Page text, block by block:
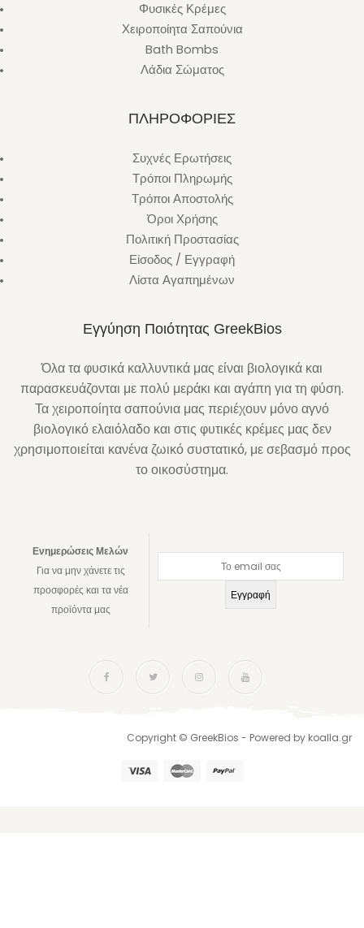
Φυσικές Κρέμες
Χειροποίητα Σαπούνια
Bath Bombs
Λάδια Σώματος
ΠΛΗΡΟΦΟΡΙΕΣ
Συχνές Ερωτήσεις
Τρόποι Πληρωμής
Τρόποι Αποστολής
Όροι Χρήσης
Πολιτική Προστασίας
Είσοδος / Εγγραφή
Λίστα Αγαπημένων
Εγγύηση Ποιότητας GreekBios
Όλα τα φυσικά καλλυντικά μας είναι βιολογικά και
παρασκευάζονται με πολύ μεράκι και αγάπη για τη φύση.
Τα χειροποίητα σαπούνια μας περιέχουν μόνο αγνό
βιολογικό ελαιόλαδο και στις φυτικές κρέμες μας δεν
χρησιμοποιείται κανένα ζωικό συστατικό, με σεβασμό προς
το οικοσύστημα.
Ενημερώσεις Μελών
Για να μην χάνετε τις
προσφορές και τα νέα
προϊόντα μας
Copyright © GreekBios - Powered by koalla.gr